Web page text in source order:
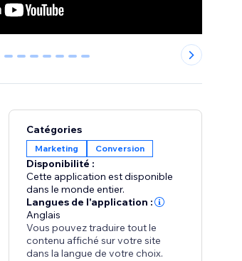
2 3 4 5 6 7 8
Catégories
Marketing Conversion
Disponibilité :
Cette application est disponible
dans le monde entier.
Langues de l'application :
Anglais
Vous pouvez traduire tout le
contenu affiché sur votre site
dans la langue de votre choix.